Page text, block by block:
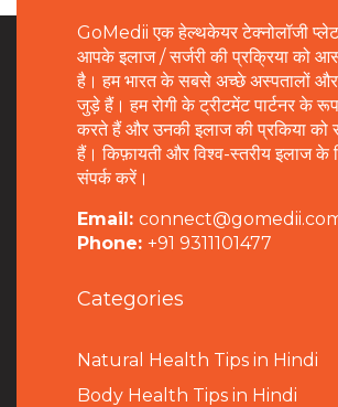
GoMedii एक हेल्थकेयर टेक्नोलॉजी
आपके इलाज / सर्जरी की प्रक्रिया को
है। हम भारत के सबसे अच्छे अस्पतालों और
जुड़े हैं। हम रोगी के ट्रीटमेंट पार्टनर के
करते हैं और उनकी इलाज की प्रकिया को
हैं। किफ़ायती और विश्व-स्तरीय इलाज के
संपर्क करें।
Email:
Phone: +91 9311101477
Categories
Natural Health Tips in Hindi
Body Health Tips in Hindi